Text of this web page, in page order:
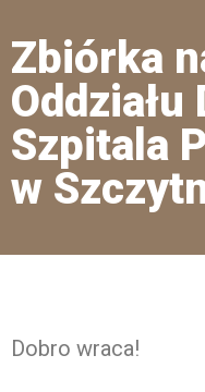
Zbiórka
Szpitala
w
Dobro wraca!